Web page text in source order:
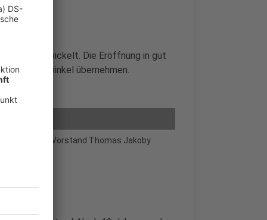
mitentwickelt. Die Eröffnung in gut
Dertwinkel übernehmen.
Volksbank-Vorstand Thomas Jakoby